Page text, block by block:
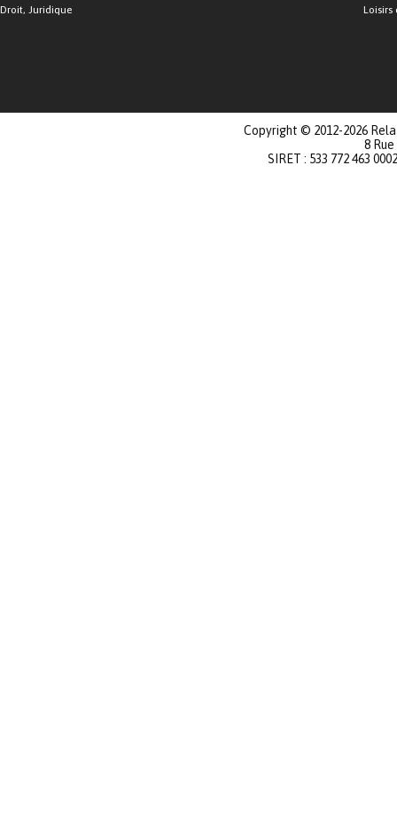
Droit, Juridique
Loisirs
Copyright © 2012-2026
8
SIRET : 533 772 463